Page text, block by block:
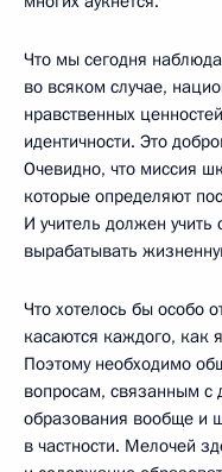
Что мы сегодня
во всяком случае,
нравственных
идентичности. Это
Очевидно, что миссия
которые определяют
И учитель должен учить
вырабатывать
Что хотелось бы особо
касаются каждого, как
Поэтому необходимо
вопросам, связанным с
образования вообще и
в частности. Мелочей